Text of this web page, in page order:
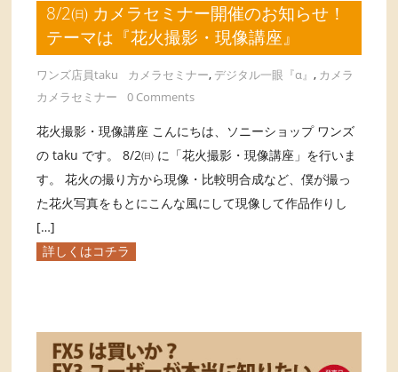
8/2㈰ カメラセミナー開催のお知らせ！
テーマは『花火撮影・現像講座』
ワンズ店員taku カメラセミナー, デジタル一眼『α』, カメラ
カメラセミナー
0 Comments
花火撮影・現像講座 こんにちは、ソニーショップ ワンズ
の taku です。 8/2㈰ に「花火撮影・現像講座」を行いま
す。 花火の撮り方から現像・比較明合成など、僕が撮っ
た花火写真をもとにこんな風にして現像して作品作りし
[…]
詳しくはコチラ